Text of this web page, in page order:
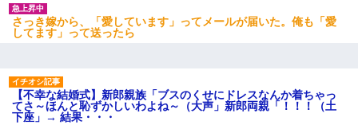
さっき嫁から、「愛しています」ってメールが届いた。俺も「愛
してます」って送ったら
【不幸な結婚式】新郎親族「ブスのくせにドレスなんか着ちゃっ
てさ～ほんと恥ずかしいわよね～（大声」新郎両親「！！！（土
下座」→ 結果・・・